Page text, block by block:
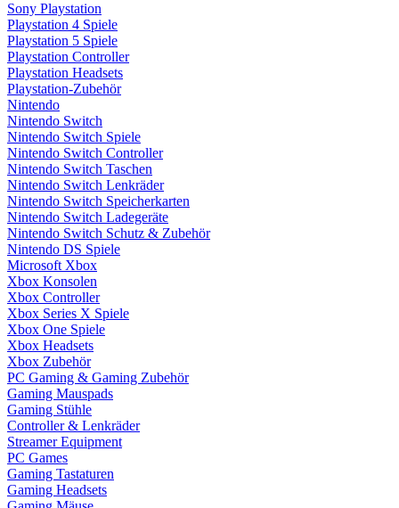
Sony Playstation
Playstation 4 Spiele
Playstation 5 Spiele
Playstation Controller
Playstation Headsets
Playstation-Zubehör
Nintendo
Nintendo Switch
Nintendo Switch Spiele
Nintendo Switch Controller
Nintendo Switch Taschen
Nintendo Switch Lenkräder
Nintendo Switch Speicherkarten
Nintendo Switch Ladegeräte
Nintendo Switch Schutz & Zubehör
Nintendo DS Spiele
Microsoft Xbox
Xbox Konsolen
Xbox Controller
Xbox Series X Spiele
Xbox One Spiele
Xbox Headsets
Xbox Zubehör
PC Gaming & Gaming Zubehör
Gaming Mauspads
Gaming Stühle
Controller & Lenkräder
Streamer Equipment
PC Games
Gaming Tastaturen
Gaming Headsets